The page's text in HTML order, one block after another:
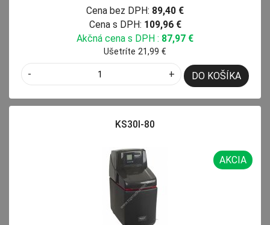
Cena bez DPH: 89,40 €
Cena s DPH: 109,96 €
Akčná cena s DPH : 87,97 €
Ušetríte 21,99 €
- + DO KOŠÍKA
AKCIA
KS30I-80